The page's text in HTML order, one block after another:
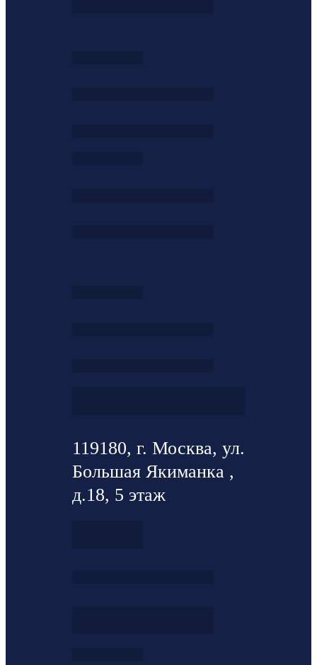
119180, г. Москва, ул.
Большая Якиманка ,
д.18, 5 этаж